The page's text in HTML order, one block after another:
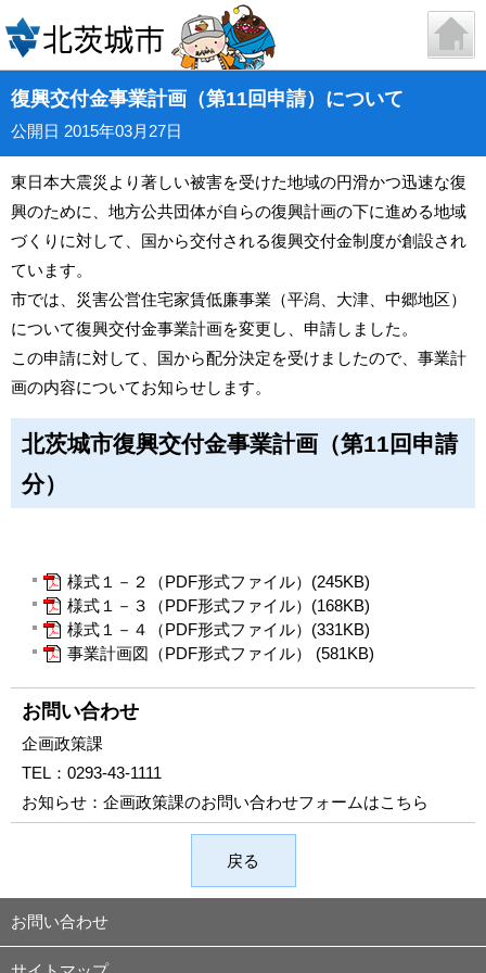
復興交付金事業計画（第11回申請）について
公開日 2015年03月27日
東日本大震災より著しい被害を受けた地域の円滑かつ迅速な復
興のために、地方公共団体が自らの復興計画の下に進める地域
づくりに対して、国から交付される復興交付金制度が創設され
ています。
市では、災害公営住宅家賃低廉事業（平潟、大津、中郷地区）
について復興交付金事業計画を変更し、申請しました。
この申請に対して、国から配分決定を受けましたので、事業計
画の内容についてお知らせします。
北茨城市復興交付金事業計画（第11回申請
分）
様式１－２（PDF形式ファイル）(245KB)
様式１－３（PDF形式ファイル）(168KB)
様式１－４（PDF形式ファイル）(331KB)
事業計画図（PDF形式ファイル） (581KB)
お問い合わせ
企画政策課
TEL： 0293-43-1111
お知らせ： 企画政策課のお問い合わせフォームはこちら
戻る
お問い合わせ